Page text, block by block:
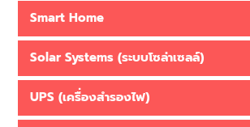
Smart Home
Solar Systems (ระบบโซล่าเซลล์)
UPS (เครื่องสำรองไฟ)